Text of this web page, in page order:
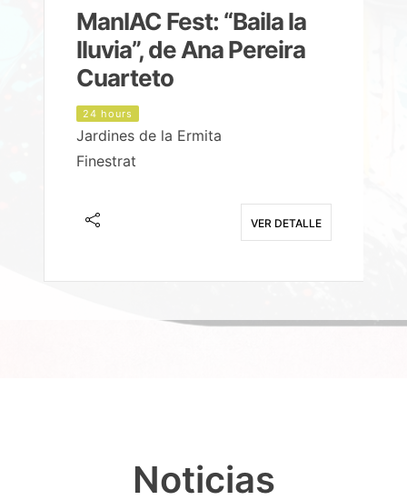
ManIAC Fest: “Baila la
lluvia”, de Ana Pereira
Cuarteto
24 hours
Jardines de la Ermita
Finestrat
VER DETALLE
Noticias